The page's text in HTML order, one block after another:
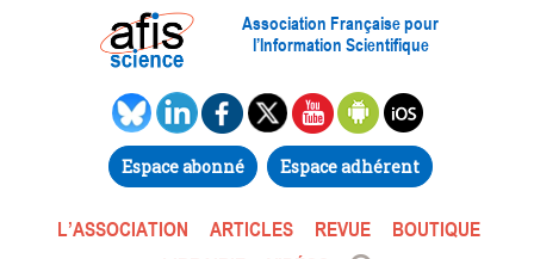
Association Française pour
l’Information Scientifique
Espace abonné Espace adhérent
L’ASSOCIATION ARTICLES REVUE
BOUTIQUE